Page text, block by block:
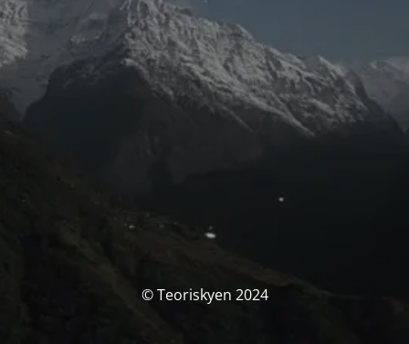
© Teoriskyen 2024